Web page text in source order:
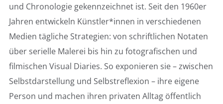
und Chronologie gekennzeichnet ist. Seit den 1960er
Jahren entwickeln Künstler*innen in verschiedenen
Medien tägliche Strategien: von schriftlichen Notaten
über serielle Malerei bis hin zu fotografischen und
filmischen Visual Diaries. So exponieren sie – zwischen
Selbstdarstellung und Selbstreflexion – ihre eigene
Person und machen ihren privaten Alltag öffentlich